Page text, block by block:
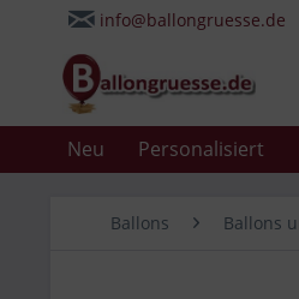
info@ballongruesse.de
Neu Personalisiert
Ballons Ballons